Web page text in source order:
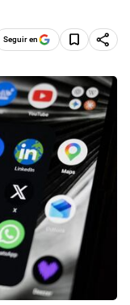
Seguir en